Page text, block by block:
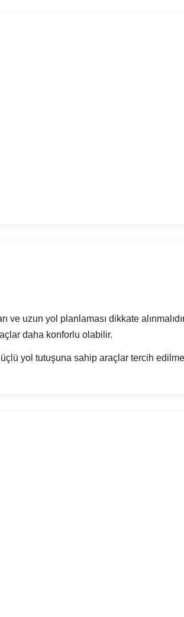
ve uzun yol planlaması dikkate
daha konforlu olabilir.
yol tutuşuna sahip araçlar tercih